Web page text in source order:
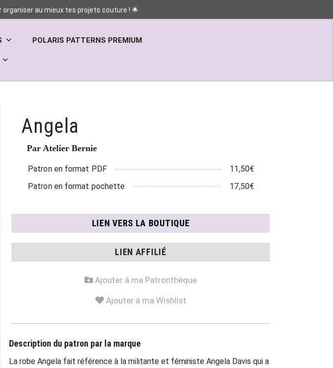
au mieux tes projets couture ! 🌟
POLARIS PATTERNS PREMIUM
Angela
Par Atelier Bernie
Patron en format PDF
11,50€
Patron en format pochette
17,50€
LIEN VERS LA BOUTIQUE
LIEN AFFILIÉ
Ajouter à ma Patronthèque
Ajouter à ma Wishlist
Description du patron par la marque
La robe Angela fait référence à la militante et féministe Angela Davis qui a